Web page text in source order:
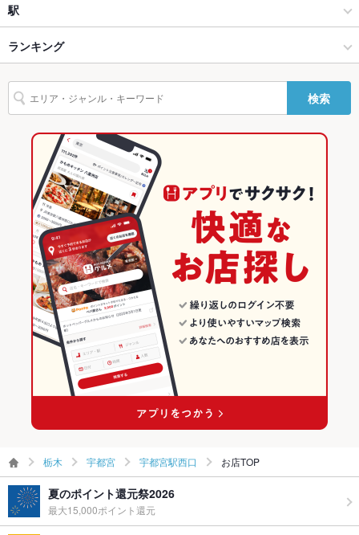
設備
Wi-Fi
バリアフリ
ー
なし
駐車場 あり ： 提携駐車場あり（お食事の方のみ1時間無料）
その他設備 －
その他
飲み放題 なし
食べ放題 なし
お子様連れ お子様連れ歓迎
ウェディン
グパーティ
－
－
飲茶・点心・餃子
宇都宮 × 中華
宇都宮 × 飲茶・点心・餃子
宇都宮駅 × 中華
宇都宮駅 × 飲茶・点心・餃子
宇都宮駅西口
宇都宮駅西口 × 中華
宇都宮駅西口 × 飲茶・点心・餃子
栃木
栃木 × 中華
栃木 × 飲茶・点心・餃子
駅
宇都宮駅
ランキング
栃木のグルメランキング
栃木の中華ランキング
栃木の飲茶・点心・餃子ランキング
宇都宮のグルメランキング
宇都宮の中華ランキング
宇都宮の飲茶・点心・餃子ランキング
宇都宮駅西口のグルメランキング
検索
栃木 宇都宮 宇都宮駅西口 お店TOP
夏のポイント還元祭2026
最大15,000ポイント還元